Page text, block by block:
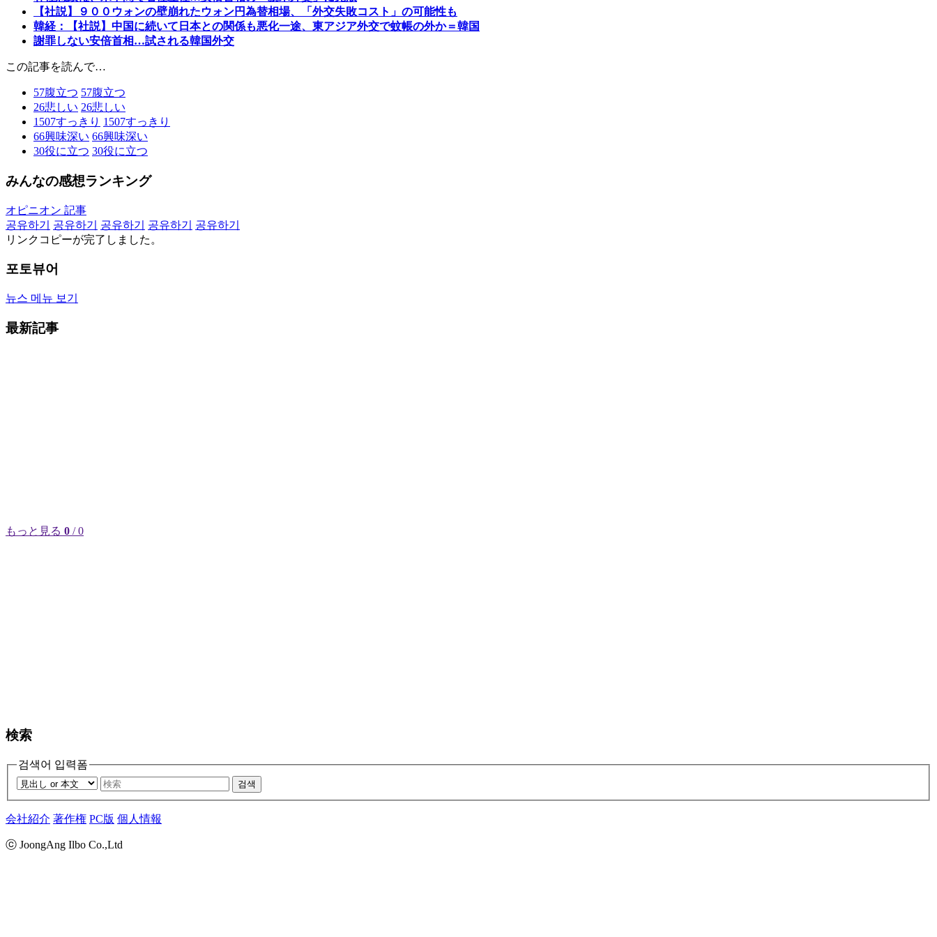
【社説】９００ウォンの壁崩れたウォン円為替相場、「外交失敗コスト」の可能性も
韓経：【社説】中国に続いて日本との関係も悪化一途、東アジア外交で蚊帳の外か＝韓国
謝罪しない安倍首相…試される韓国外交
この記事を読んで…
57腹立つ 57腹立つ
26悲しい 26悲しい
1507すっきり 1507すっきり
66興味深い 66興味深い
30役に立つ 30役に立つ
みんなの感想ランキング
オピニオン 記事
공유하기
공유하기 공유하기 공유하기
공유하기
リンクコピーが完了しました。
포토뷰어
뉴스 메뉴 보기
最新記事
もっと見る 0 / 0
検索
검색어 입력폼
검색
会社紹介 著作権 PC版 個人情報
ⓒ JoongAng Ilbo Co.,Ltd